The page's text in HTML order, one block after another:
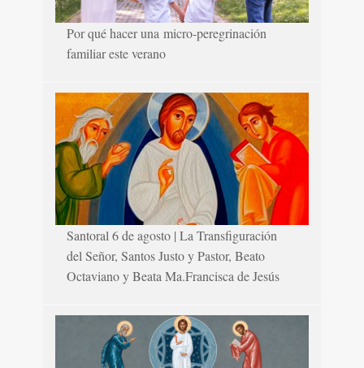
Por qué hacer una micro-peregrinación
familiar este verano
Santoral 6 de agosto | La Transfiguración
del Señor, Santos Justo y Pastor, Beato
Octaviano y Beata Ma.Francisca de Jesús